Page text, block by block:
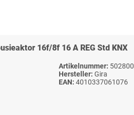
16f/8f 16 A REG Std KNX
Artikelnummer: 502800
Hersteller: Gira
EAN: 4010337061076